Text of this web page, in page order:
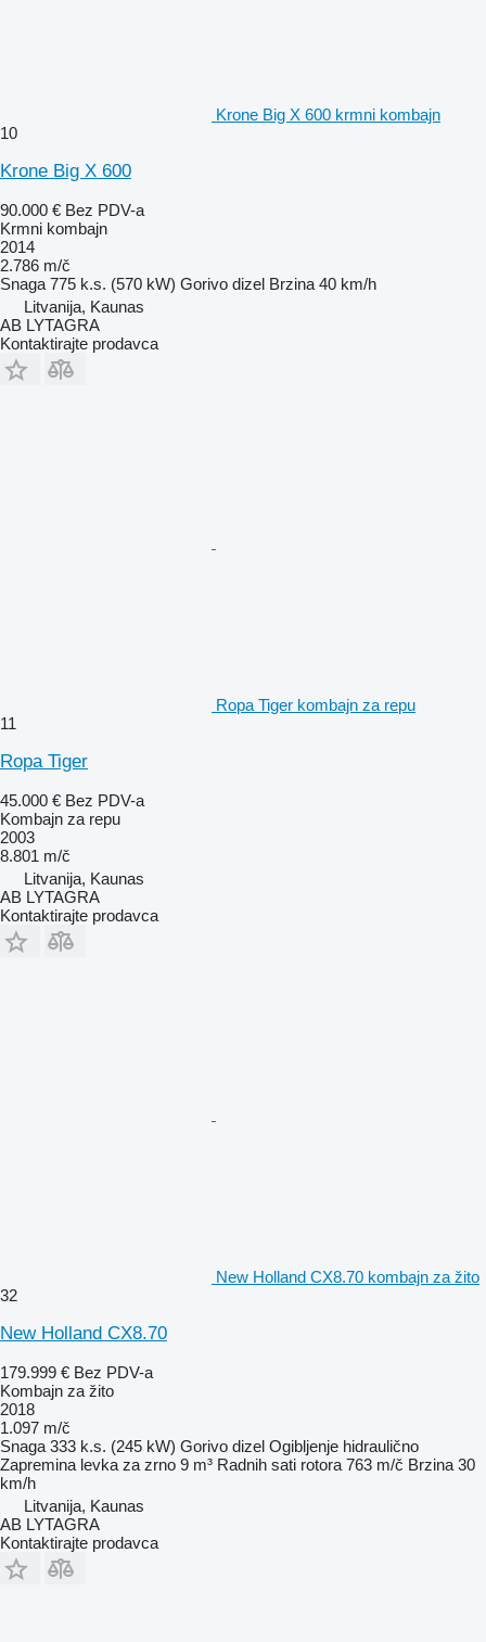
Krone Big X 600 krmni kombajn
10
Krone Big X 600
90.000 € Bez PDV-a
Krmni kombajn
2014
2.786 m/č
Snaga 775 k.s. (570 kW) Gorivo dizel Brzina 40 km/h
Litvanija, Kaunas
AB LYTAGRA
Kontaktirajte prodavca
Ropa Tiger kombajn za repu
11
Ropa Tiger
45.000 € Bez PDV-a
Kombajn za repu
2003
8.801 m/č
Litvanija, Kaunas
AB LYTAGRA
Kontaktirajte prodavca
New Holland CX8.70 kombajn za žito
32
New Holland CX8.70
179.999 € Bez PDV-a
Kombajn za žito
2018
1.097 m/č
Snaga 333 k.s. (245 kW) Gorivo dizel Ogibljenje hidraulično
Zapremina levka za zrno 9 m³ Radnih sati rotora 763 m/č Brzina 30
km/h
Litvanija, Kaunas
AB LYTAGRA
Kontaktirajte prodavca